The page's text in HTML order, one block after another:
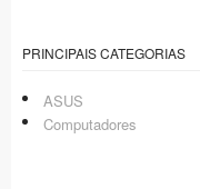
PRINCIPAIS CATEGORIAS
ASUS
Computadores